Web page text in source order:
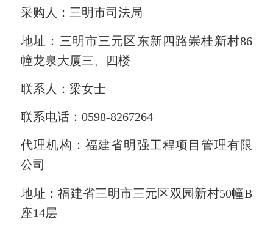
采购人：三明市司法局
地址：三明市三元 区东新四路崇桂新村86
幢龙泉大厦三、四楼
联系人：梁女士
联系电话：0598-8267264
代理机构：福建省明强工程项目管理有限
公司
地址：福建省三明市三元区双园新村50幢B
座14层